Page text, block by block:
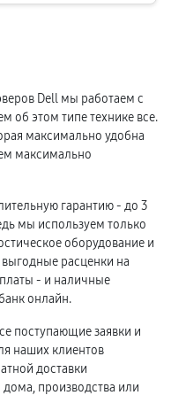
Dell мы работаем с
об этом типе технике все.
максимально удобна
максимально
гарантию - до 3
мы используем только
оборудование и
расценки на
- и наличные
онлайн.
поступающие заявки и
наших клиентов
доставки
производства или